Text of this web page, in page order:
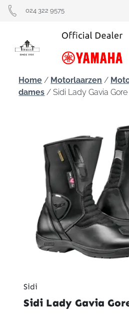
024 322 9575
Home / Motorlaarzen /
dames / Sidi Lady Gavia Gore
Sidi
Sidi Lady Gavia